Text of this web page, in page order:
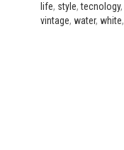
life, style,tecnology,
vintage, water, white,